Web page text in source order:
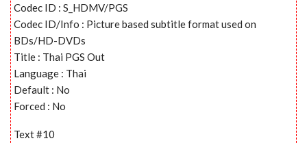
Codec ID : S_HDMV/PGS
Codec ID/Info : Picture based subtitle format used on
BDs/HD-DVDs
Title : Thai PGS Out
Language : Thai
Default : No
Forced : No
Text #10